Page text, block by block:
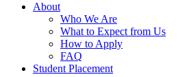
About
Who We Are
What to Expect from Us
How to Apply
FAQ
Student Placement